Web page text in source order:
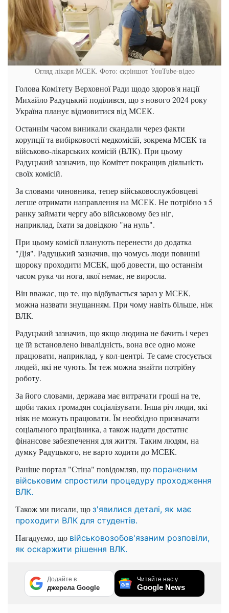
Огляд лікаря МСЕК. Фото: скріншот YouTube-відео
Голова Комітету Верховної Ради щодо здоров'я нації
Михайло Радуцький поділився, що з нового 2024 року
Україна планує відмовитися від МСЕК.
Останнім часом виникали скандали через факти
корупції та вибірковості медкомісій, зокрема МСЕК та
військово-лікарських комісій (ВЛК). При цьому
Радуцький зазначив, що Комітет покращив діяльність
своїх комісій.
За словами чиновника, тепер військовослужбовцеві
легше отримати направлення на МСЕК. Не потрібно з 5
ранку займати чергу або військовому без ніг,
наприклад, їхати за довідкою "на нуль".
При цьому комісії планують перенести до додатка
"Дія". Радуцький зазначив, що чомусь люди повинні
щороку проходити МСЕК, щоб довести, що останнім
часом рука чи нога, якої немає, не виросла.
Він вважає, що те, що відбувається зараз у МСЕК,
можна назвати знущанням. При чому навіть більше, ніж
ВЛК.
Радуцький зазначив, що якщо людина не бачить і через
це їй встановлено інвалідність, вона все одно може
працювати, наприклад, у кол-центрі. Те саме стосується
людей, які не чують. Їм теж можна знайти потрібну
роботу.
За його словами, держава має витрачати гроші на те,
щоби таких громадян соціалізувати. Інша річ люди, які
ніяк не можуть працювати. Їм необхідно призначати
соціального працівника, а також надати достатнє
фінансове забезпечення для життя. Таким людям, на
думку Радуцького, не варто ходити до МСЕК.
Раніше портал "Стіна" повідомляв, що пораненим
військовим спростили процедуру проходження
ВЛК.
Також ми писали, що з'явилися деталі, як має
проходити ВЛК для студентів.
Нагадуємо, що військовозобов'язаним розповіли,
як оскаржити рішення ВЛК.
Додайте в
джерела Google
Читайте нас у
Google News